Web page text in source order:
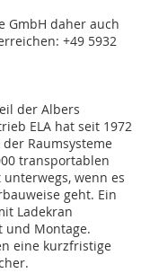
GmbH daher auch
+49 5932
der Albers
ELA hat seit 1972
Raumsysteme
transportablen
wenn es
geht. Ein
Ladekran
und Montage.
eine kurzfristige